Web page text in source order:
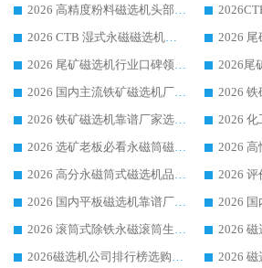
2026 高精度粉料磁选机头部厂家选购指南 行业口碑靠谱品牌推荐 领域强者华体会手机网页版-华体会(中国) 解析
2026 CTB 湿式永磁磁选机选购指南|行业口碑良好品牌推荐，领域强者华体会手机网页版-华体会(中国)
2026 尾矿磁选机行业口碑领域强者，源头直供国内主流厂家华体会手机网页版-华体会(中国) 一站式服务
2026 国内主流铁矿磁选机厂家选购指南|行业口碑好品牌推荐，领域强者华体会手机网页版-华体会(中国)
2026 铁矿磁选机靠谱厂家选购指南，领域强者华体会手机网页版-华体会(中国) 铁矿磁选机性价比高
2026 选矿老板必看永磁筒磁选机推荐 行业头部品牌口碑设备选购全攻略
2026 高分永磁筒式磁选机品牌推荐 选矿设备强者对比测评采购避坑全攻略
2026 国内平板磁选机靠谱厂家排名 行业实测口碑设备按需选购全指南
2026 滚筒式除铁永磁滚筒生产厂家推荐排名|行业口碑选购指南，领域强者源头厂商精选
2026磁选机公司排行榜选购指南|正规源头厂家推荐，领域强者高性价比靠谱信赖品牌